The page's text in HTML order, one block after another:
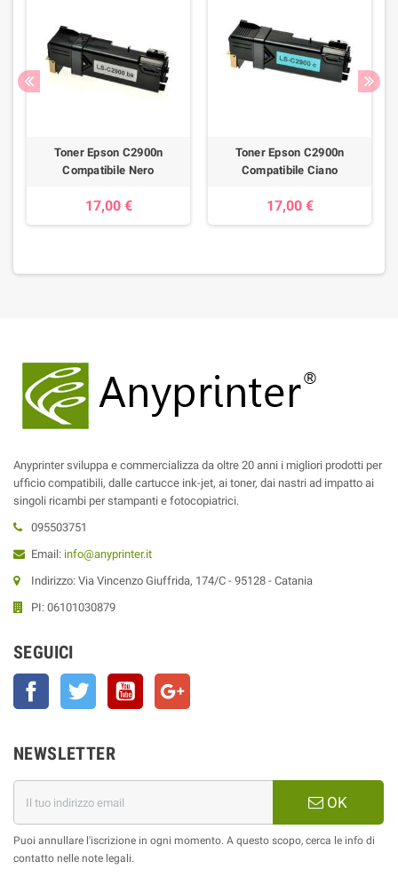
Toner Epson C2900n
Compatibile Nero
17,00 €
Toner Epson C2900n
Compatibile Ciano
17,00 €
Anyprinter sviluppa e commercializza da oltre 20 anni i migliori prodotti per
ufficio compatibili, dalle cartucce ink-jet, ai toner, dai nastri ad impatto ai
singoli ricambi per stampanti e fotocopiatrici.
095503751
Email: info@anyprinter.it
Indirizzo: Via Vincenzo Giuffrida, 174/C - 95128 - Catania
PI: 06101030879
SEGUICI
Facebook Twitter YouTube
NEWSLETTER
OK
Puoi annullare l'iscrizione in ogni momento. A questo scopo, cerca le info di
contatto nelle note legali.